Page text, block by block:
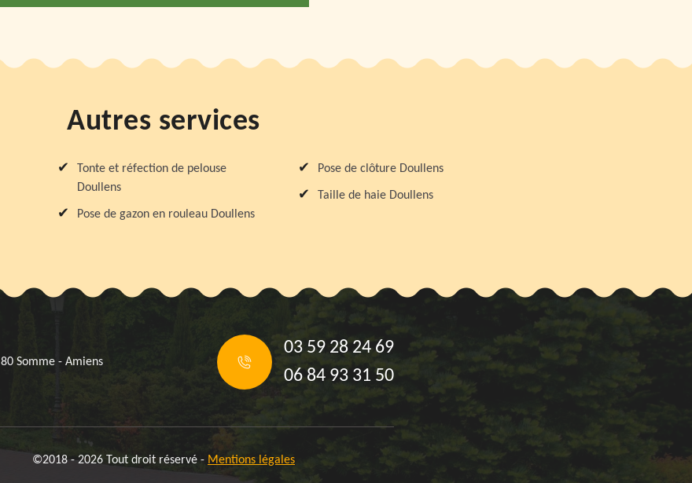
Autres services
Tonte et réfection de pelouse
Doullens
Pose de gazon en rouleau Doullens
Pose de clôture Doullens
Taille de haie Doullens
80 Somme - Amiens
03 59 28 24 69
06 84 93 31 50
©2018 - 2026 Tout droit réservé - Mentions légales